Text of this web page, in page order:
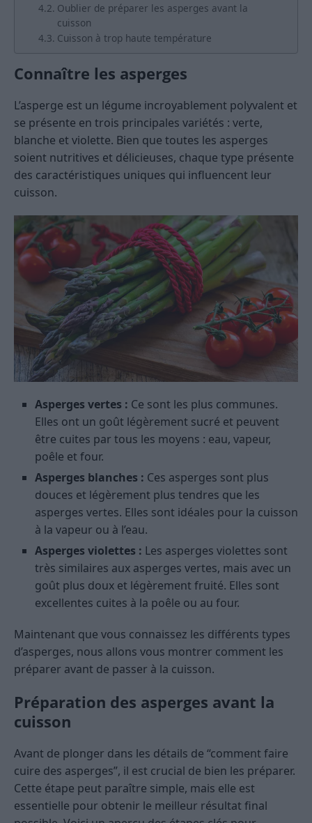
Oublier de préparer les asperges avant la
cuisson
Cuisson à trop haute température
Connaître les asperges
L’asperge est un légume incroyablement polyvalent et
se présente en trois principales variétés : verte,
blanche et violette. Bien que toutes les asperges
soient nutritives et délicieuses, chaque type présente
des caractéristiques uniques qui influencent leur
cuisson.
Asperges vertes : Ce sont les plus communes.
Elles ont un goût légèrement sucré et peuvent
être cuites par tous les moyens : eau, vapeur,
poêle et four.
Asperges blanches : Ces asperges sont plus
douces et légèrement plus tendres que les
asperges vertes. Elles sont idéales pour la cuisson
à la vapeur ou à l’eau.
Asperges violettes : Les asperges violettes sont
très similaires aux asperges vertes, mais avec un
goût plus doux et légèrement fruité. Elles sont
excellentes cuites à la poêle ou au four.
Maintenant que vous connaissez les différents types
d’asperges, nous allons vous montrer comment les
préparer avant de passer à la cuisson.
Préparation des asperges avant la
cuisson
Avant de plonger dans les détails de “comment faire
cuire des asperges”, il est crucial de bien les préparer.
Cette étape peut paraître simple, mais elle est
essentielle pour obtenir le meilleur résultat final